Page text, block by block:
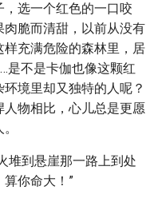
，选一个红色的一口咬
脆而清甜，以前从没有
充满危险的森林里，居
是不是卡伽也像这颗红
境里却又独特的人呢？
物相比，心儿总是更愿
堆到悬崖那一路上到处
你命大！”